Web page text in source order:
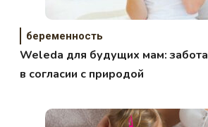
беременность
Weleda для будущих мам: забота
в согласии с природой